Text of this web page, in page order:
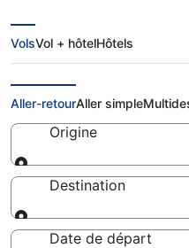
Vols
billet d'avion
VolsVol + hôtelHôtels
Aller-retourAller simple
Origine
Origine
Destination
Destination
Date de départ